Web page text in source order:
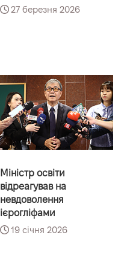
27 березня 2026
Міністр освіти
відреагував на
невдоволення
ієрогліфами
19 січня 2026